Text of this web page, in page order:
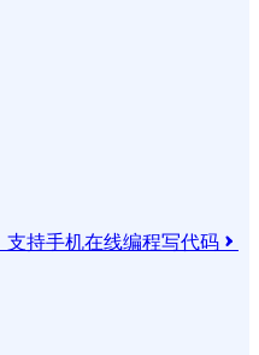
支持手机在线编程写代码 